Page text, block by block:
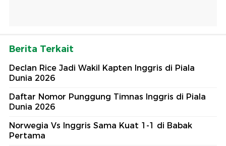
Berita Terkait
Declan Rice Jadi Wakil Kapten Inggris di Piala
Dunia 2026
Daftar Nomor Punggung Timnas Inggris di Piala
Dunia 2026
Norwegia Vs Inggris Sama Kuat 1-1 di Babak
Pertama